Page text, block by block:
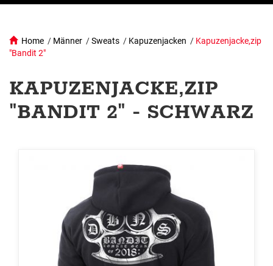
Home / Männer /Sweats / Kapuzenjacken / Kapuzenjacke,zip
"Bandit 2"
KAPUZENJACKE,ZIP
"BANDIT 2" - SCHWARZ